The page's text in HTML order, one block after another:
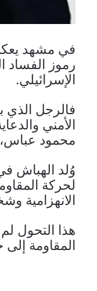
في مشهد
رموز الفساد
الإسرائيلي.
فالرجل الذي
الأمني
محمود
لحركة
الانهزامية
هذا التحول
المقاومة